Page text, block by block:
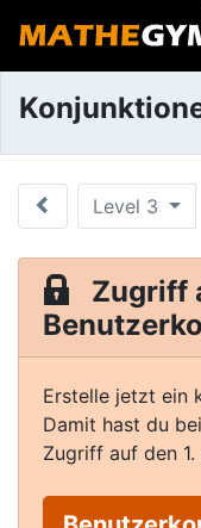
Level 3
Zugriff
Erstelle jetzt ein
Damit hast du
Zugriff auf den